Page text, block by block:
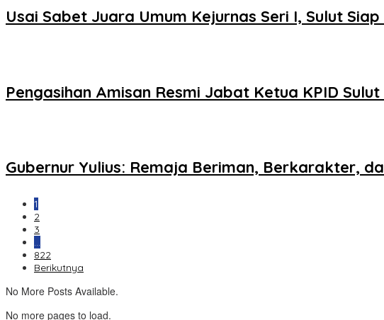
Usai Sabet Juara Umum Kejurnas Seri I, Sulut
Pengasihan Amisan Resmi Jabat Ketua KPID
Gubernur Yulius: Remaja Beriman, Berkarakter,
1
2
3
…
822
Berikutnya
No More Posts Available.
No more pages to load.